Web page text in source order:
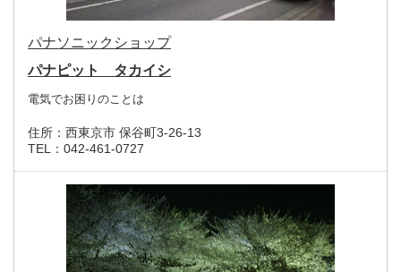
パナソニックショップ
パナピット タカイシ
電気でお困りのことは
住所： 西東京市 保谷町3-26-13
TEL： 042-461-0727